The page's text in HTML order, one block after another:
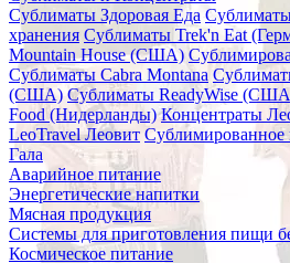
Сублиматы Здоровая Еда Сублиматы
хранения Сублиматы Trek'n Eat
Mountain House (США)
Сублиматы Cabra Montana
(США) Сублиматы ReadyWise
Food (Нидерланды) Концентраты
LeoTravel Леовит Сублимированное
Гала
Аварийное питание
Энергетические напитки
Мясная продукция
Системы для приготовления пищи
Космическое питание